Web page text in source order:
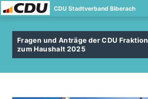
CDU Stadtverband Biberach
Fragen und Anträge der CDU Fraktion
zum Haushalt 2025